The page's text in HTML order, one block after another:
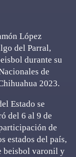
López
del Parral,
durante su
de
2023.
Estado se
del 6 al 9 de
de
estados del país,
beisbol varonil y